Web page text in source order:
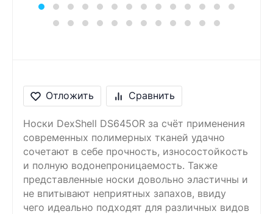
Отложить Сравнить
Носки DexShell DS645OR за счёт применения
современных полимерных тканей удачно
сочетают в себе прочность, износостойкость
и полную водонепроницаемость. Также
представленные носки довольно эластичны и
не впитывают неприятных запахов, ввиду
чего идеально подходят для различных видов
Введите правильный